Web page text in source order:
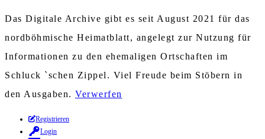
Das Digitale Archive gibt es seit August 2021 für das
nordböhmische Heimatblatt, angelegt zur Nutzung für
Informationen zu den ehemaligen Ortschaften im
Schluck `schen Zippel. Viel Freude beim Stöbern in
den Ausgaben. Verwerfen
Zum
Inhalt
Registrieren
Login